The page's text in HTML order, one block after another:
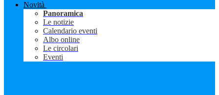
Novità
Panoramica
Le notizie
Calendario eventi
Albo online
Le circolari
Eventi